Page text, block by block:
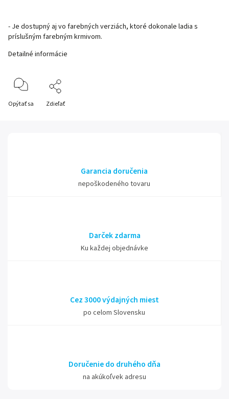
- Je dostupný aj vo farebných verziách, ktoré dokonale ladia s
príslušným farebným krmivom.
Detailné informácie
Opýtať sa Zdieľať
Garancia doručenia
nepoškodeného tovaru
Darček zdarma
Ku každej objednávke
Cez 3000 výdajných miest
po celom Slovensku
Doručenie do druhého dňa
na akúkoľvek adresu